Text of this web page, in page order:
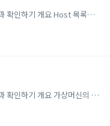
개요 조회 조건 설정하기 조회 결과 확인하기 개요 Host 목록과 기본정보, 리소스 현황을 확인할 수 있습니다. 조회 조건 설정하기 그룹선택 : MCMP 계정에서 관리하는 그룹을 선택할 수 있습니다. (그룹 계정의 경우 보이지 않음) v...
개요 조회 조건 설정하기 조회 결과 확인하기 개요 가상머신의 목록과 기본정보, 리소스 현황을 조회할 수 있고, 가상머신의 전원 관리 및 생성/수정을 할 수 있습니다. 조회 조건 설정하기 그룹선택 : MCMP 계정에서 관리하는 그룹을 선택할 수 ...